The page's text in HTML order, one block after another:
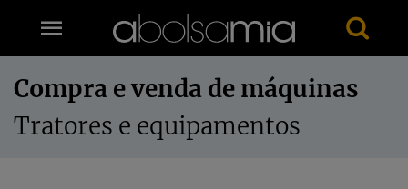
Compra e venda de máquinas
Tratores e equipamentos